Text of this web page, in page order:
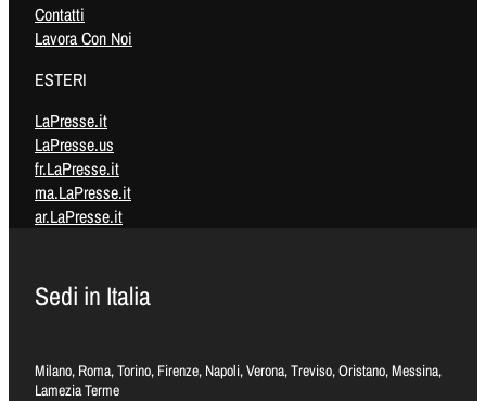
Contatti
Lavora Con Noi
ESTERI
LaPresse.it
LaPresse.us
fr.LaPresse.it
ma.LaPresse.it
ar.LaPresse.it
Sedi in Italia
Milano, Roma, Torino, Firenze, Napoli, Verona, Treviso, Oristano, Messina,
Lamezia Terme